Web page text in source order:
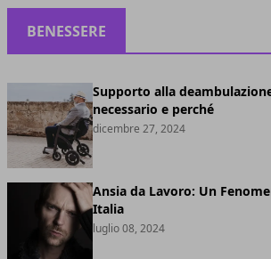
BENESSERE
Supporto alla
necessario e perché
dicembre 27, 2024
Ansia da Lavoro: Un
Italia
luglio 08, 2024